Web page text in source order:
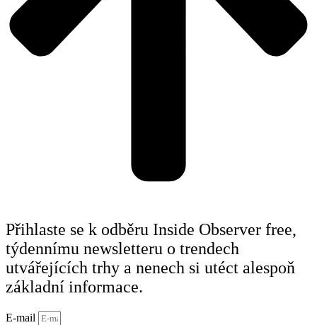
Přihlaste se k odběru Inside Observer free,
týdennímu newsletteru o trendech
utvářejících trhy a nenech si utéct alespoň
základní informace.
E-mail